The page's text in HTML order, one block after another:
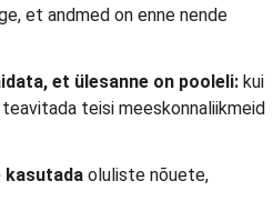
et andmed on enne nende
et ülesanne on pooleli: kui
teisi meeskonnaliikmeid
kasutada oluliste nõuete,